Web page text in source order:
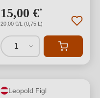
15,00 €*
20,00 €/L (0,75 L)
1
Leopold Figl